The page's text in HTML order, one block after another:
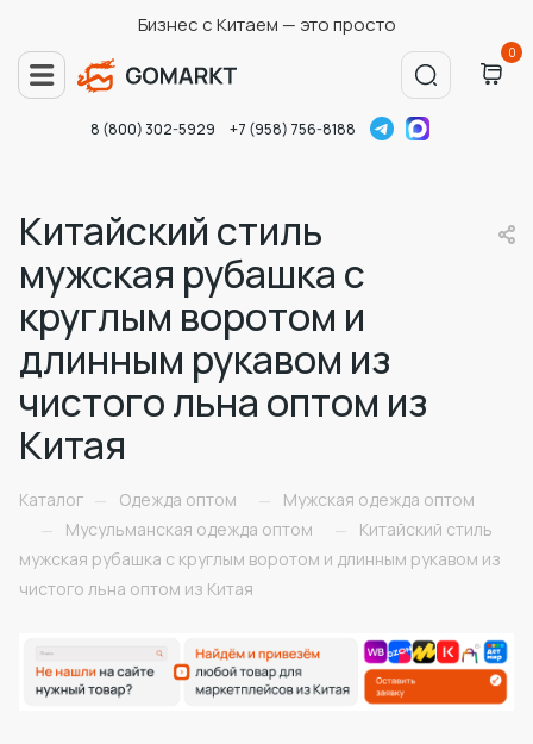
Бизнес с Китаем — это просто
0
8 (800) 302-5929 +7 (958) 756-8188
Китайский стиль
мужская рубашка с
круглым воротом и
длинным рукавом из
чистого льна оптом из
Китая
Каталог — Одежда оптом —
Мужская одежда оптом
—
Мусульманская одежда оптом —
Китайский стиль
мужская рубашка с круглым воротом и длинным рукавом из
чистого льна оптом из Китая